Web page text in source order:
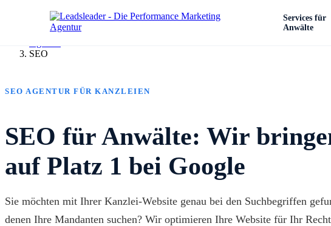
Services für
Anwälte
SEO
SEO AGENTUR FÜR KANZLEIEN
SEO für Anwälte: Wir
auf Platz 1 bei Google
Sie möchten mit Ihrer Kanzlei-Website genau bei den Suchbegriffen
denen Ihre Mandanten suchen? Wir optimieren Ihre Website für Ihr